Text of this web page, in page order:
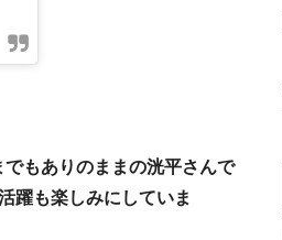
でもありのままの洸平さんで
躍も楽しみにしていま